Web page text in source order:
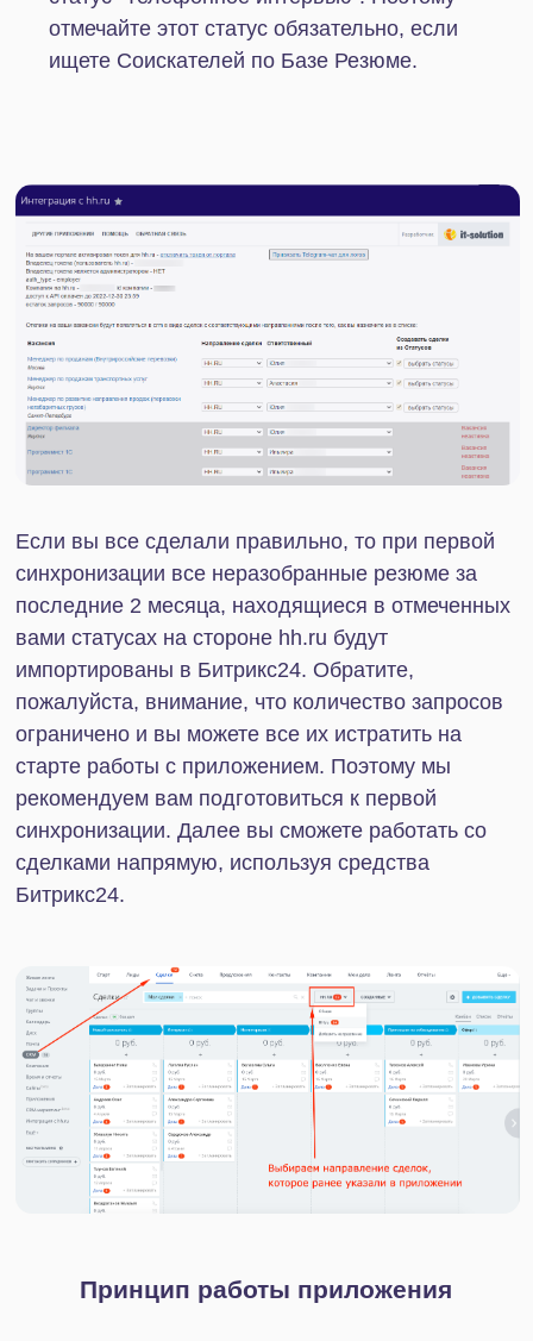
Принцип работы приложения
Информация о соискателе сохранится в карточку
сделки CRM. Часть данных расставится в
соответствующие поля (например, ФИО,
телефон, почта и т.д.), а также все данные
сохранятся в поле Комментарий (включая id
вакансии и ссылку на страницу отклика на hh.ru)
Приложение Интеграция с hh.ru использует
неразобранные отклики на вакансии и сохраняет
их в CRM как сделки по направлению, которое вы
указали в приложении для данной вакансии.
Чтобы сделки стали создаваться, отметьте
соответствующую галочку в приложении!
После того, как вы установили приложение,
сделок, приложение сохранит в CRM все
имеющиеся на вашем аккаунте неразобранные
отклики на вакансии.
Раз в 10 минут происходит проверка, если
находятся новые неразобранные отклики, они
также сохраняются в CRM. Вы можете увидеть
неразобранные отклики в интерфейсе самого
Headhunter. Однако, если в промежутке между
проверками вы успели отклонить отклик, он не
попадет в Битрикс24.